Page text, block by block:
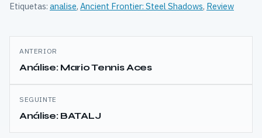
Etiquetas: analise, Ancient Frontier: Steel Shadows, Review
Navegação
de
artigos
ANTERIOR
Análise: Mario Tennis Aces
SEGUINTE
Análise: BATALJ